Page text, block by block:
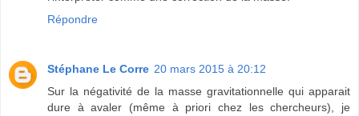
Répondre
Stéphane Le Corre 20 mars 2015 à 20:12
Sur la négativité de la masse gravitationnelle qui apparait
dure à avaler (même à priori chez les chercheurs), je